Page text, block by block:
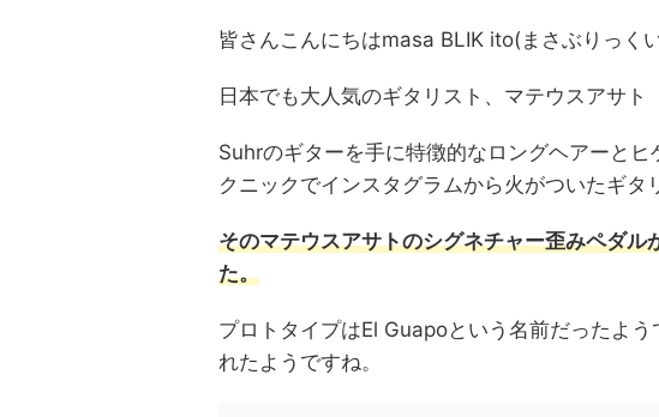
皆さんこんにちはmasa BLIK ito(まさぶりっく
日本でも大人気のギタリスト、マテウスアサト
Suhrのギターを手に特徴的なロングヘアーと
クニックでインスタグラムから火がついたギタ
そのマテウスアサトのシグネチャー歪みペダ
た。
プロトタイプはEl Guapoという名前だったよ
れたようですね。